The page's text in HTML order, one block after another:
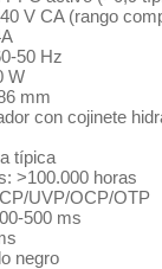
V CA (rango
50 Hz
W
mm
con cojinete
típica
>100.000 horas
UVP/OCP/OTP
500 ms
negro